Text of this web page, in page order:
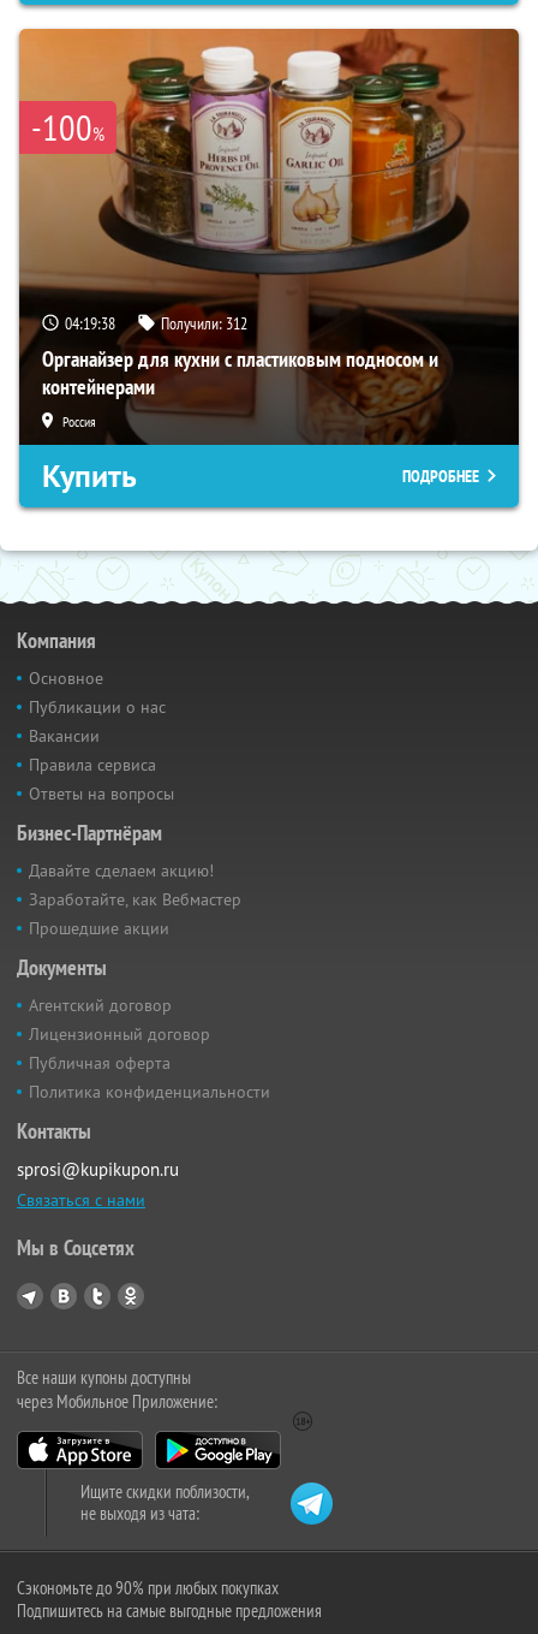
-100%
04:19:36 Получили: 312
Органайзер для кухни с пластиковым подносом и
контейнерами
Россия
Купить ПОДРОБНЕЕ
Компания
Основное
Публикации о нас
Вакансии
Правила сервиса
Ответы на вопросы
Бизнес-Партнёрам
Давайте сделаем акцию!
Заработайте, как Вебмастер
Прошедшие акции
Документы
Агентский договор
Лицензионный договор
Публичная оферта
Политика конфиденциальности
Контакты
sprosi@kupikupon.ru
Связаться с нами
Мы в Соцсетях
Все наши купоны доступны
через Мобильное Приложение:
Ищите скидки поблизости,
не выходя из чата:
Сэкономьте до 90% при любых покупках
Подпишитесь на самые выгодные предложения